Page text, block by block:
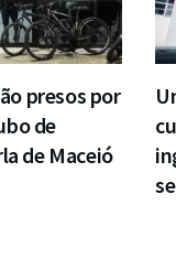
presos por
de
de Maceió